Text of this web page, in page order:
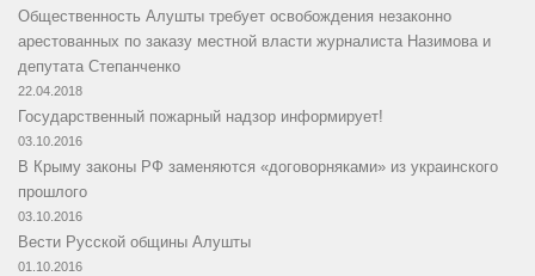
Общественность Алушты требует освобождения незаконно
арестованных по заказу местной власти журналиста Назимова и
депутата Степанченко
22.04.2018
Государственный пожарный надзор информирует!
03.10.2016
В Крыму законы РФ заменяются «договорняками» из украинского
прошлого
03.10.2016
Вести Русской общины Алушты
01.10.2016